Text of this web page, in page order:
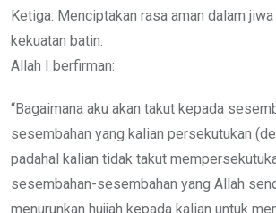
Ketiga: Menciptakan rasa aman dalam
kekuatan batin.
Allah I berfirman:
“Bagaimana aku akan takut kepada
sesembahan yang kalian persekutukan
padahal kalian tidak takut
sesembahan-sesembahan yang Allah
menurunkan hujjah kepada kalian untuk